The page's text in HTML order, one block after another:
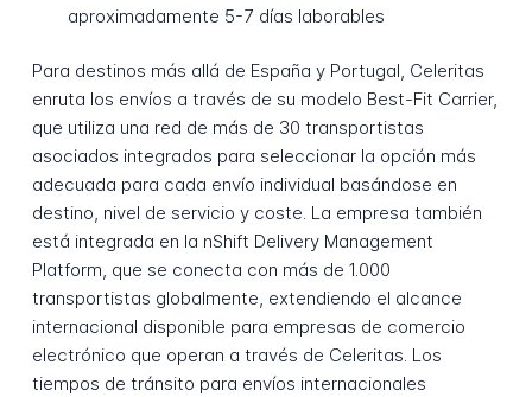
aproximadamente 5-7 días laborables
Para destinos más allá de España y Portugal, Celeritas
enruta los envíos a través de su modelo Best-Fit Carrier,
que utiliza una red de más de 30 transportistas
asociados integrados para seleccionar la opción más
adecuada para cada envío individual basándose en
destino, nivel de servicio y coste. La empresa también
está integrada en la nShift Delivery Management
Platform, que se conecta con más de 1.000
transportistas globalmente, extendiendo el alcance
internacional disponible para empresas de comercio
electrónico que operan a través de Celeritas. Los
tiempos de tránsito para envíos internacionales